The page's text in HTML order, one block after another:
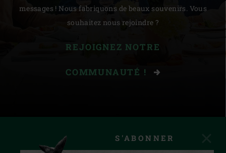
messages ! Nous fabriquons de beaux souvenirs. Vous
souhaitez nous rejoindre ?
REJOIGNEZ NOTRE
COMMUNAUTÉ !
S'ABONNER